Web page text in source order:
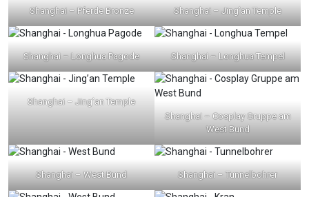
Shanghai – Pferde Bronze Shanghai – Jing’an Temple
Shanghai – Longhua Pagode Shanghai – Longhua Tempel
Shanghai – Jing’an Temple
Shanghai – Cosplay Gruppe am
West Bund
Shanghai – West Bund Shanghai – Tunnelbohrer